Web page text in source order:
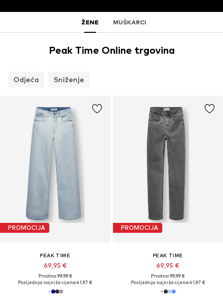
ŽENE MUŠKARCI
Peak Time Online trgovina
Odjeća Sniženje
PROMOCIJA
PEAK TIME
69,95 €
Prvotno: 99,99 €
Posljednja najniža cijena:41,97 €
PROMOCIJA
PEAK TIME
69,95 €
Prvotno: 99,99 €
Posljednja najniža cijena:41,97 €